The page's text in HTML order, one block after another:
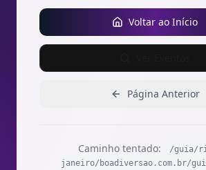
Voltar ao Início
Página Anterior
Caminho tentado:
/guia/
janeiro/boadiversao.com.br/